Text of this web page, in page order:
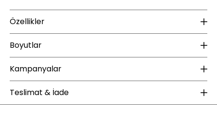
Özellikler
Halı Malzeme Bilgisi : %22 Polipropilen ve %78 Polyester
Ek Bilgiler
Boyutlar
Ambalaj Ölçüleri GxDxY(mm) :
Kampanyalar
ÜCRETSİZ KARGO
Teslimat & İade